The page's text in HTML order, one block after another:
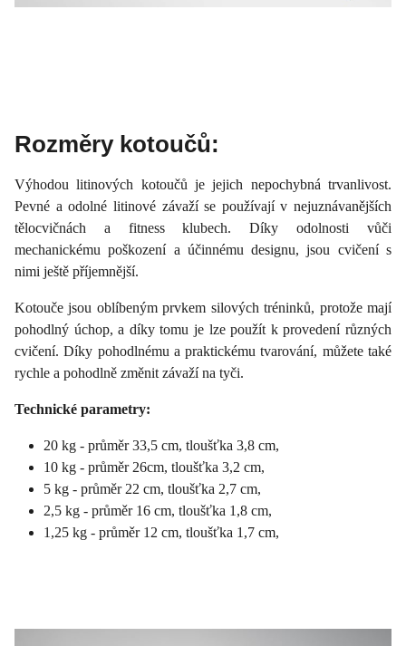
Rozměry kotoučů:
Výhodou litinových kotoučů je jejich nepochybná trvanlivost.
Pevné a odolné litinové závaží se používají v nejuznávanějších
tělocvičnách a fitness klubech. Díky odolnosti vůči
mechanickému poškození a účinnému designu, jsou cvičení s
nimi ještě příjemnější.
Kotouče jsou oblíbeným prvkem silových tréninků, protože mají
pohodlný úchop, a díky tomu je lze použít k provedení různých
cvičení. Díky pohodlnému a praktickému tvarování, můžete také
rychle a pohodlně změnit závaží na tyči.
Technické parametry:
20 kg - průměr 33,5 cm, tloušťka 3,8 cm,
10 kg - průměr 26cm, tloušťka 3,2 cm,
5 kg - průměr 22 cm, tloušťka 2,7 cm,
2,5 kg - průměr 16 cm, tloušťka 1,8 cm,
1,25 kg - průměr 12 cm, tloušťka 1,7 cm,